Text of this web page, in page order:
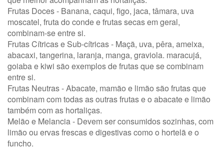
Frutas Doces - Banana, caqui, figo, jaca, tâmara, uva
moscatel, fruta do conde e frutas secas em geral,
combinam-se entre si.
Frutas Cítricas e Sub-cítricas - Maçã, uva, pêra, ameixa,
abacaxi, tangerina, laranja, manga, graviola. maracujá,
goiaba e kiwi são exemplos de frutas que se combinam
entre si.
Frutas Neutras - Abacate, mamão e limão são frutas que
combinam com todas as outras frutas e o abacate e limão
também com as hortaliças.
Melão e Melancia - Devem ser consumidos sozinhas, com
limão ou ervas frescas e digestivas como o hortelã e o
funcho.